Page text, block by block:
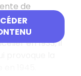
de
1923.
en 1933, il